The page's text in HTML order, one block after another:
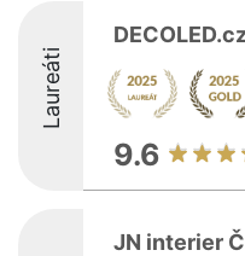
Laureáti
9.6
JN interier